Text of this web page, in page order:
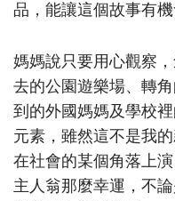
品，能讓這個故事有機
媽媽說只要用心觀察
去的公園遊樂場、轉
到的外國媽媽及學校
元素，雖然這不是我
在社會的某個角落上
主人翁那麼幸運，不